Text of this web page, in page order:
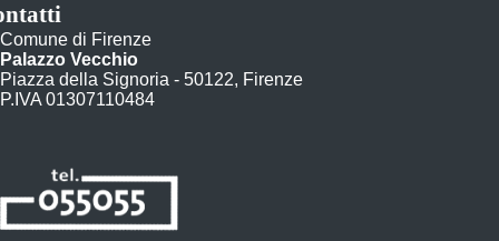
Comune di Firenze
Palazzo Vecchio
Piazza della Signoria - 50122, Firenze
P.IVA 01307110484